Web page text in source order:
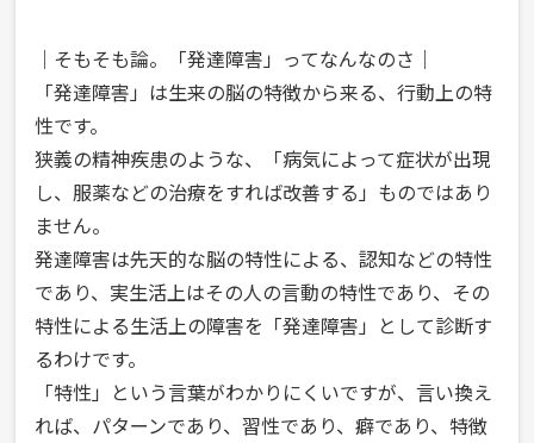
｜そもそも論。「発達障害」ってなんなのさ｜
「発達障害」は生来の脳の特徴から来る、行動上の特
性です。
狭義の精神疾患のような、「病気によって症状が出現
し、服薬などの治療をすれば改善する」ものではあり
ません。
発達障害は先天的な脳の特性による、認知などの特性
であり、実生活上はその人の言動の特性であり、その
特性による生活上の障害を「発達障害」として診断す
るわけです。
「特性」という言葉がわかりにくいですが、言い換え
れば、パターンであり、習性であり、癖であり、特徴